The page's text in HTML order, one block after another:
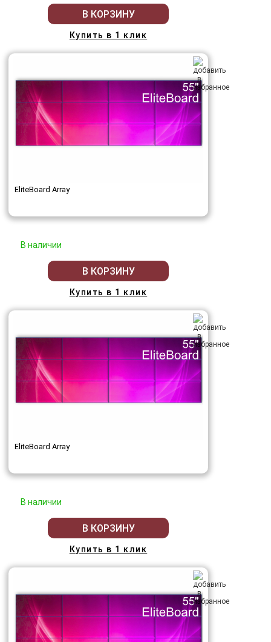
В КОРЗИНУ
Купить в 1 клик
EliteBoard Array
В наличии
В КОРЗИНУ
Купить в 1 клик
EliteBoard Array
В наличии
В КОРЗИНУ
Купить в 1 клик